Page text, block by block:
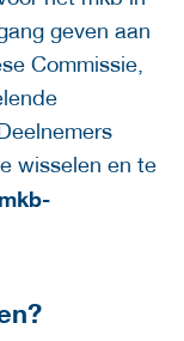
geven aan
Commissie,
wisselen en te
mkb-